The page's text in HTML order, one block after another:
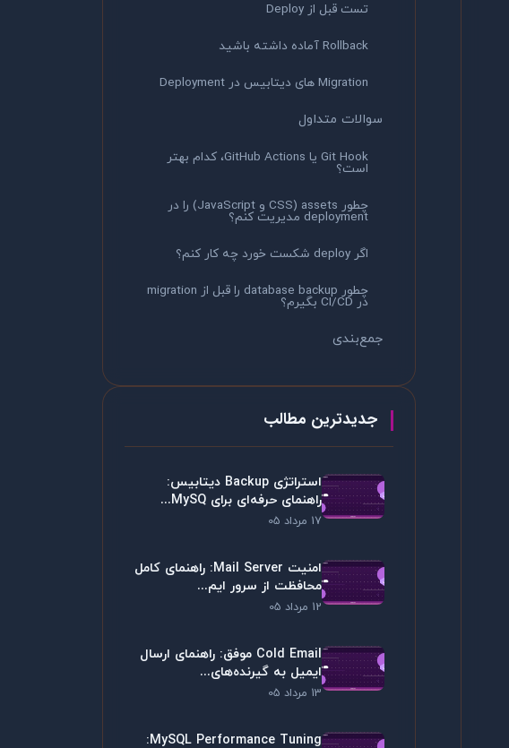
تست قبل از Deploy
Rollback آماده داشته باشید
Migration های دیتابیس در Deployment
سوالات متداول
Git Hook یا GitHub Actions، کدام بهتر
است؟
چطور assets (CSS و JavaScript) را در
deployment مدیریت کنم؟
اگر deploy شکست خورد چه کار کنم؟
چطور database backup را قبل از migration
در CI/CD بگیرم؟
جمع‌بندی
جدیدترین مطالب
استراتژی Backup دیتابیس:
راهنمای حرفه‌ای برای MySQ...
17 مرداد 05
امنیت Mail Server: راهنمای کامل
محافظت از سرور ایم...
12 مرداد 05
Cold Email موفق: راهنمای ارسال
ایمیل به گیرنده‌های...
13 مرداد 05
MySQL Performance Tuning: